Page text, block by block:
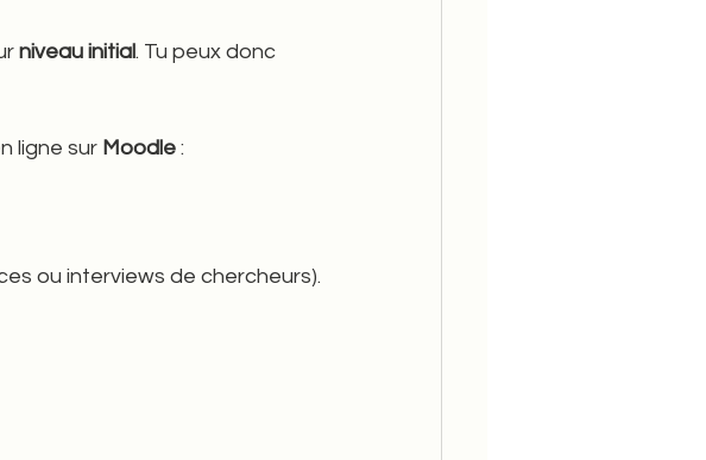
niveau initial. Tu peux donc
ligne sur Moodle :
ou interviews de chercheurs).